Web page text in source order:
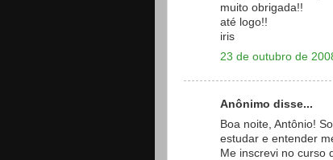
muito obrigada!!
até logo!!
iris
23 de outubro de
Anônimo disse...
Boa noite, Antônio!
estudar e entender
Me inscrevi no curso